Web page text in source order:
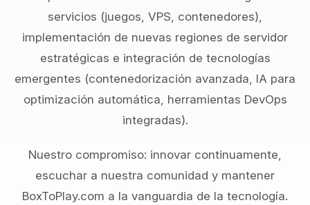
servicios (juegos, VPS, contenedores),
implementación de nuevas regiones de servidor
estratégicas e integración de tecnologías
emergentes (contenedorización avanzada, IA para
optimización automática, herramientas DevOps
integradas).
Nuestro compromiso: innovar continuamente,
escuchar a nuestra comunidad y mantener
BoxToPlay.com a la vanguardia de la tecnología.